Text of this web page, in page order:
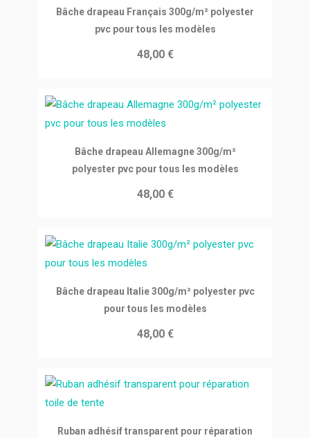
Ajouter au panier
Bâche drapeau Français 300g/m² polyester
pvc pour tous les modèles
48,00 €
Ajouter au panier
Bâche drapeau Allemagne 300g/m²
polyester pvc pour tous les modèles
48,00 €
Ajouter au panier
Bâche drapeau Italie 300g/m² polyester pvc
pour tous les modèles
48,00 €
Ajouter au panier
Ruban adhésif transparent pour réparation